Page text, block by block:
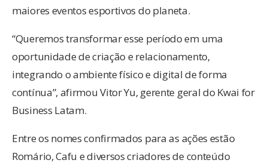
maiores eventos esportivos do planeta.
“Queremos transformar esse período em uma
oportunidade de criação e relacionamento,
integrando o ambiente físico e digital de forma
contínua”, afirmou Vitor Yu, gerente geral do Kwai for
Business Latam.
Entre os nomes confirmados para as ações estão
Romário, Cafu e diversos criadores de conteúdo